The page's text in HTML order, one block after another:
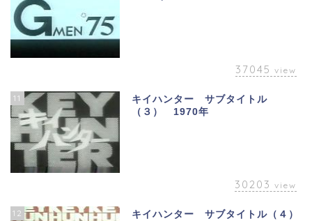
37045 view
11
キイハンター サブタイトル
（３） 1970年
30203 view
12
キイハンター サブタイトル（４）